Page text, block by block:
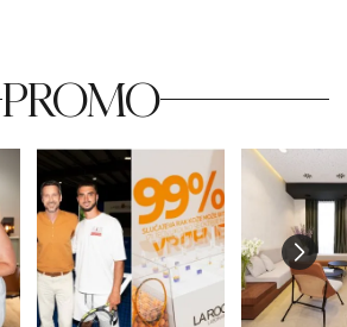
PROMO